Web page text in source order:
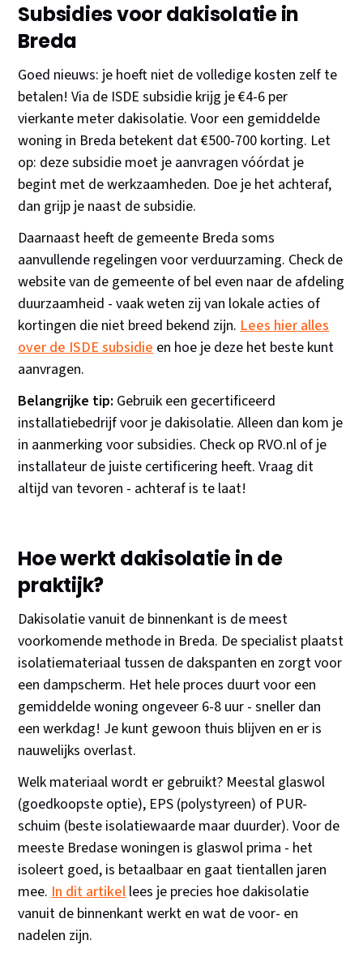
Subsidies voor dakisolatie in
Breda
Goed nieuws: je hoeft niet de volledige kosten zelf te
betalen! Via de ISDE subsidie krijg je €4-6 per
vierkante meter dakisolatie. Voor een gemiddelde
woning in Breda betekent dat €500-700 korting. Let
op: deze subsidie moet je aanvragen vóórdat je
begint met de werkzaamheden. Doe je het achteraf,
dan grijp je naast de subsidie.
Daarnaast heeft de gemeente Breda soms
aanvullende regelingen voor verduurzaming. Check de
website van de gemeente of bel even naar de afdeling
duurzaamheid - vaak weten zij van lokale acties of
kortingen die niet breed bekend zijn.Lees hier alles
over de ISDE subsidieen hoe je deze het beste kunt
aanvragen.
Belangrijke tip: Gebruik een gecertificeerd
installatiebedrijf voor je dakisolatie. Alleen dan kom je
in aanmerking voor subsidies. Check op RVO.nl of je
installateur de juiste certificering heeft. Vraag dit
altijd van tevoren - achteraf is te laat!
Hoe werkt dakisolatie in de
praktijk?
Dakisolatie vanuit de binnenkant is de meest
voorkomende methode in Breda. De specialist plaatst
isolatiemateriaal tussen de dakspanten en zorgt voor
een dampscherm. Het hele proces duurt voor een
gemiddelde woning ongeveer 6-8 uur - sneller dan
een werkdag! Je kunt gewoon thuis blijven en er is
nauwelijks overlast.
Welk materiaal wordt er gebruikt? Meestal glaswol
(goedkoopste optie), EPS (polystyreen) of PUR-
schuim (beste isolatiewaarde maar duurder). Voor de
meeste Bredase woningen is glaswol prima - het
isoleert goed, is betaalbaar en gaat tientallen jaren
mee.In dit artikellees je precies hoe dakisolatie
vanuit de binnenkant werkt en wat de voor- en
nadelen zijn.